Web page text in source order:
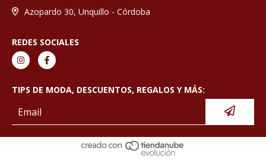
Azopardo 30, Unquillo - Córdoba
REDES SOCIALES
TIPS DE MODA, DESCUENTOS, REGALOS Y MÁS: